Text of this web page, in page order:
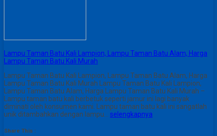
Lampu Taman Batu Kali Lampion, Lampu Taman Batu Alam, Harga
Lampu Taman Batu Kali Murah
Lampu Taman Batu Kali Lampion, Lampu Taman Batu Alam, Harga
Lampu Taman Batu Kali Murah Lampu Taman Batu Kali Lampion,
Lampu Taman Batu Alam, Harga Lampu Taman Batu Kali Murah –
Lampu taman batu kali berbetuk seperti jamur ini lagi banyak
diminati oleh konsumen kami. Lampu taman batu kali ini sangatlah
unik ditambahkan dengan lampu… selengkapnya
Share This :